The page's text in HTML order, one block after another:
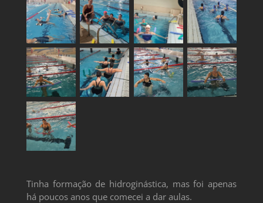
Tinha formação de hidroginástica, mas foi apenas
há poucos anos que comecei a dar aulas.